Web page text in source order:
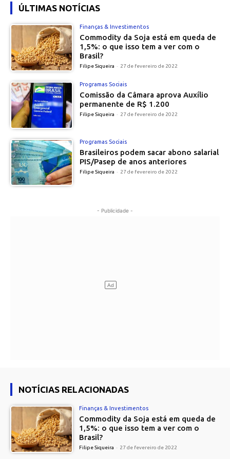
ÚLTIMAS NOTÍCIAS
Finanças & Investimentos
Commodity da Soja está em queda de
1,5%: o que isso tem a ver com o
Brasil?
Filipe Siqueira - 27 de fevereiro de 2022
Programas Sociais
Comissão da Câmara aprova Auxílio
permanente de R$ 1.200
Filipe Siqueira - 27 de fevereiro de 2022
Programas Sociais
Brasileiros podem sacar abono salarial
PIS/Pasep de anos anteriores
Filipe Siqueira - 27 de fevereiro de 2022
- Publicidade -
NOTÍCIAS RELACIONADAS
Finanças & Investimentos
Commodity da Soja está em queda de
1,5%: o que isso tem a ver com o
Brasil?
Filipe Siqueira - 27 de fevereiro de 2022